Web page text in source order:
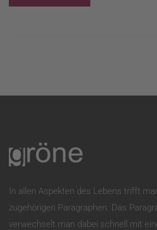
In allen Aspekten des Lebens trifft
zugehörigen Paragraphen. Das
verwechselt man dabei schnell mit